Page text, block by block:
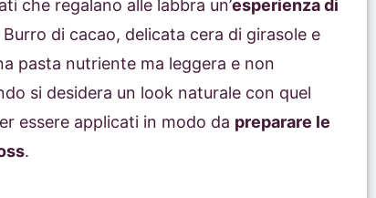
che regalano alle labbra un’esperienza di
Burro di cacao, delicata cera di girasole e
pasta nutriente ma leggera e non
si desidera un look naturale con quel
essere applicati in modo da preparare le
.